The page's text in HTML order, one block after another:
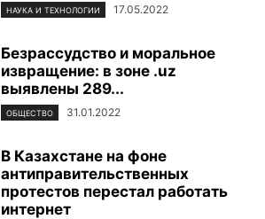
НАУКА И ТЕХНОЛОГИИ 17.05.2022
Безрассудство и моральное
извращение: в зоне .uz
выявлены 289...
ОБЩЕСТВО 31.01.2022
В Казахстане на фоне
антиправительственных
протестов перестал работать
интернет